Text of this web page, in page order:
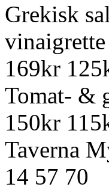
Grekisk
169kr 125
Tomat- &
150kr 115
Taverna
14 57 70